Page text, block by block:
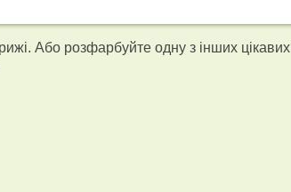
Або розфарбуйте одну з інших цікавих